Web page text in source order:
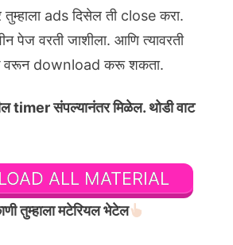
ads दिसेल ती close करा.
पेज वरती जाशीला. आणि त्यावरती
वरून download करू शकता.
timer संपल्यानंतर मिळेल. थोडी वाट
ALL MATERIAL
तुम्हाला मटेरियल भेटेल